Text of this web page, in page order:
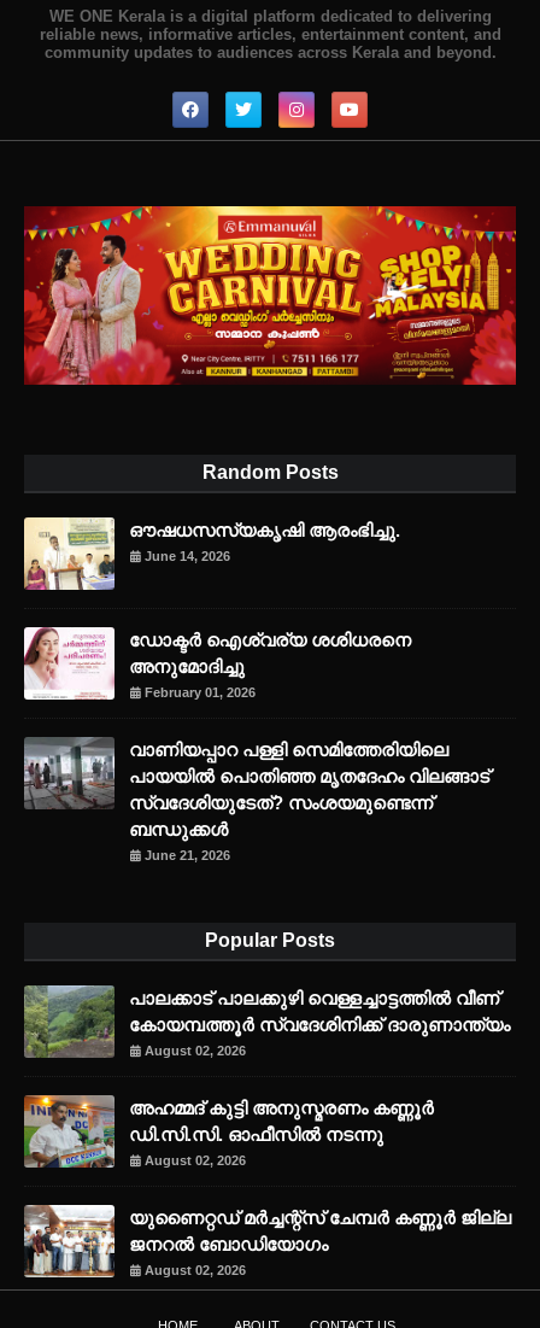
WE ONE Kerala is a digital platform dedicated to delivering
reliable news, informative articles, entertainment content, and
community updates to audiences across Kerala and beyond.
Random Posts
ഔഷധസസ്യകൃഷി ആരംഭിച്ചു.
June 14, 2026
ഡോക്ടർ ഐശ്വര്യ ശശിധരനെ
അനുമോദിച്ചു
February 01, 2026
വാണിയപ്പാറ പള്ളി സെമിത്തേരിയിലെ
പായയിൽ പൊതിഞ്ഞ മൃതദേഹം വിലങ്ങാട്
സ്വദേശിയുടേത്? സംശയമുണ്ടെന്ന്
ബന്ധുക്കൾ
June 21, 2026
Popular Posts
പാലക്കാട് പാലക്കുഴി വെള്ളച്ചാട്ടത്തില്‍ വീണ്
കോയമ്പത്തൂര്‍ സ്വദേശിനിക്ക് ദാരുണാന്ത്യം
August 02, 2026
അഹമ്മദ് കുട്ടി അനുസ്മരണം കണ്ണൂർ
ഡി.സി.സി. ഓഫീസിൽ നടന്നു
August 02, 2026
യുണൈറ്റഡ് മർച്ചന്റ്സ് ചേമ്പർ കണ്ണൂർ ജില്ല
ജനറൽ ബോഡിയോഗം
August 02, 2026